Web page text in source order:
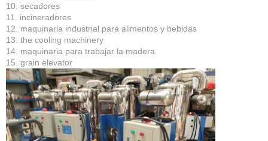
10. secadores
11. incineradores
12. maquinaria industrial para alimentos y bebidas
13. the cooling machinery
14. maquinaria para trabajar la madera
15. grain elevator